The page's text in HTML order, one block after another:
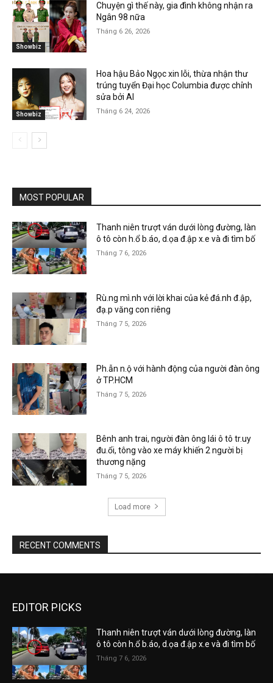
Showbiz
Chuyện gì thế này, gia đình không nhận ra
Ngân 98 nữa
Tháng 6 26, 2026
Showbiz
Hoa hậu Bảo Ngọc xin lỗi, thừa nhận thư
trúng tuyển Đại học Columbia được chỉnh
sửa bởi AI
Tháng 6 24, 2026
MOST POPULAR
Thanh niên trượt ván dưới lòng đường, làn
ô tô còn h.ổ b.áo, d.ọa đ.ập x.e và đi tìm bố
Tháng 7 6, 2026
Rù.ng mì.nh với lời khai của kẻ đá.nh đ.ập,
đạ.p văng con riêng
Tháng 7 5, 2026
Ph.ẫn n.ộ với hành động của người đàn ông
ở TP.HCM
Tháng 7 5, 2026
Bênh anh trai, người đàn ông lái ô tô tr.uy
đu.ổi, tông vào xe máy khiến 2 người bị
thương nặng
Tháng 7 5, 2026
Load more
RECENT COMMENTS
EDITOR PICKS
Thanh niên trượt ván dưới lòng đường, làn
ô tô còn h.ổ b.áo, d.ọa đ.ập x.e và đi tìm bố
Tháng 7 6, 2026